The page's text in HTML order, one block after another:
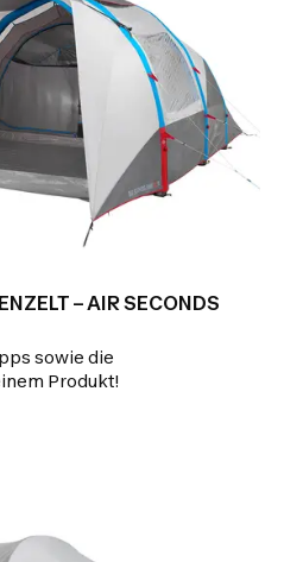
– AIR SECONDS
sowie die
Produkt!